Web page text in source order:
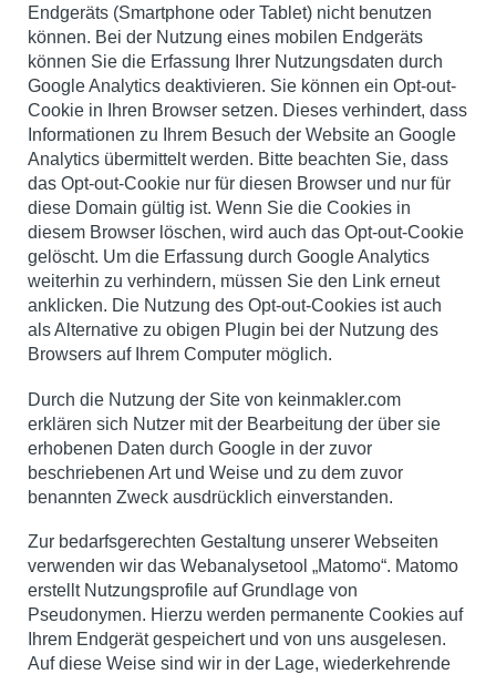
Endgeräts (Smartphone oder Tablet) nicht benutzen
können. Bei der Nutzung eines mobilen Endgeräts
können Sie die Erfassung Ihrer Nutzungsdaten durch
Google Analytics deaktivieren. Sie können ein Opt-out-
Cookie in Ihren Browser setzen. Dieses verhindert, dass
Informationen zu Ihrem Besuch der Website an Google
Analytics übermittelt werden. Bitte beachten Sie, dass
das Opt-out-Cookie nur für diesen Browser und nur für
diese Domain gültig ist. Wenn Sie die Cookies in
diesem Browser löschen, wird auch das Opt-out-Cookie
gelöscht. Um die Erfassung durch Google Analytics
weiterhin zu verhindern, müssen Sie den Link erneut
anklicken. Die Nutzung des Opt-out-Cookies ist auch
als Alternative zu obigen Plugin bei der Nutzung des
Browsers auf Ihrem Computer möglich.
Durch die Nutzung der Site von keinmakler.com
erklären sich Nutzer mit der Bearbeitung der über sie
erhobenen Daten durch Google in der zuvor
beschriebenen Art und Weise und zu dem zuvor
benannten Zweck ausdrücklich einverstanden.
Zur bedarfsgerechten Gestaltung unserer Webseiten
verwenden wir das Webanalysetool „Matomo“. Matomo
erstellt Nutzungsprofile auf Grundlage von
Pseudonymen. Hierzu werden permanente Cookies auf
Ihrem Endgerät gespeichert und von uns ausgelesen.
Auf diese Weise sind wir in der Lage, wiederkehrende